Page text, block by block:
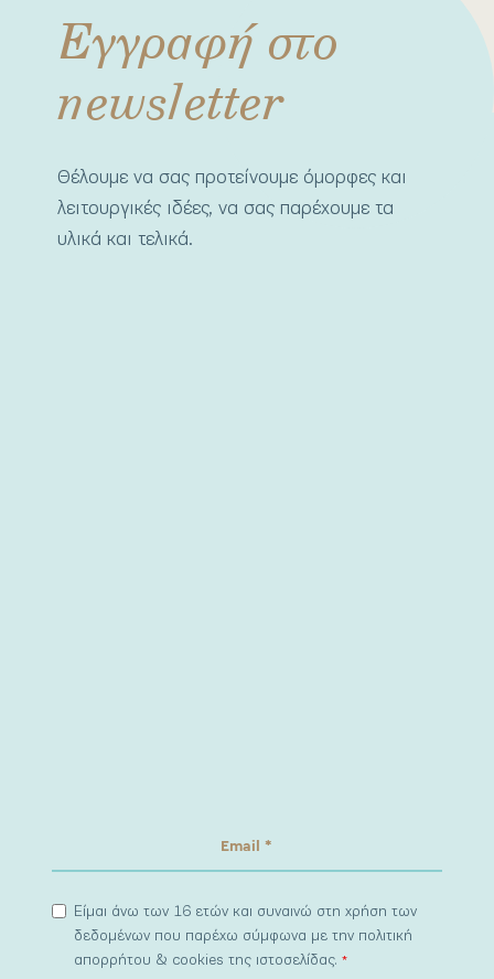
Εγγραφή στο
newsletter
Θέλουμε να σας προτείνουμε όμορφες και
λειτουργικές ιδέες, να σας παρέχουμε τα
υλικά και τελικά.
Είμαι άνω των 16 ετών και συναινώ στη χρήση των
δεδομένων που παρέχω σύμφωνα με την πολιτική
απορρήτου & cookies της ιστοσελίδας.*